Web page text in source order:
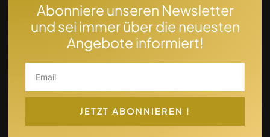
Abonniere unseren Newsletter
und sei immer über die neuesten
Angebote informiert!
JETZT ABONNIEREN !